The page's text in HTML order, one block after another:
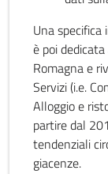
Una
è poi
Romagna e
Servizi (i.e.
Alloggio e
partire dal
tendenziali
giacenze.